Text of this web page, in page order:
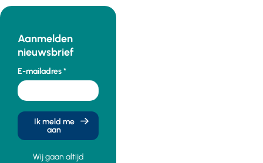
Aanmelden
nieuwsbrief
E-mailadres
Ik meld me
aan
Wij gaan altijd